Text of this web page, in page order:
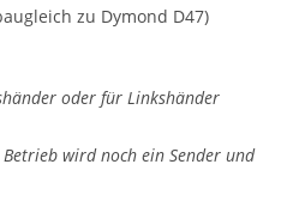
zu Dymond D47)
oder für Linkshänder
wird noch ein Sender und